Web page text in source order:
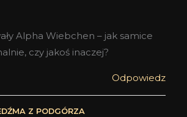
Alpha Wiebchen – jak samice
czy jakoś inaczej?
Odpowiedz
Z PODGÓRZA